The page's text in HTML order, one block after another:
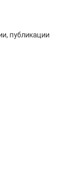
публикации